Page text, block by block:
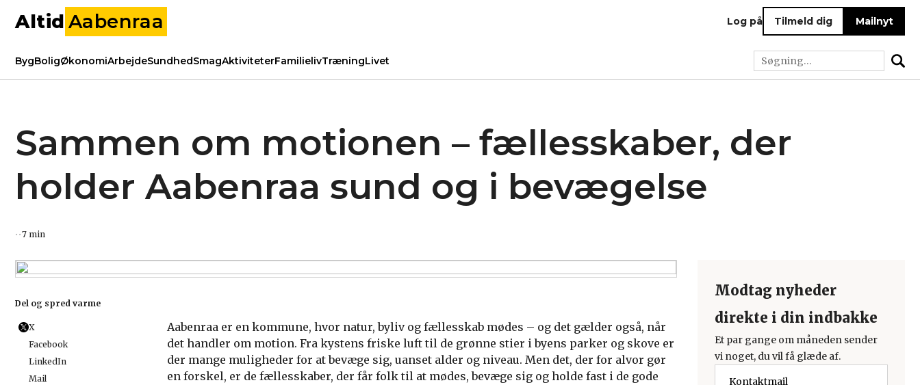
Altid Aabenraa Log på Tilmeld dig Mailnyt
BygBoligØkonomiArbejdeSundhedSmagAktiviteterFamilielivTræningLivet
Sammen om motionen – fællesskaber, der
holder Aabenraa sund og i bevægelse
7 min
Aabenraa er en kommune, hvor natur, byliv og fællesskab mødes – og det gælder også, når
det handler om motion. Fra kystens friske luft til de grønne stier i byens parker og skove er
der mange muligheder for at bevæge sig, uanset alder og niveau. Men det, der for alvor gør
en forskel, er de fællesskaber, der får folk til at mødes, bevæge sig og holde fast i de gode
Del og spred varme
X
Facebook
LinkedIn
Mail
Modtag nyheder
direkte i din indbakke
Et par gange om måneden sender
vi noget, du vil få glæde af.